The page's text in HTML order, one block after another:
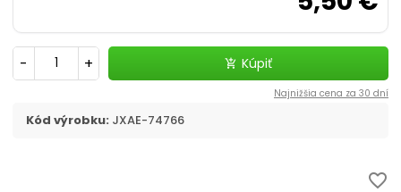
chevron_right
Vodítka
chevron_right
- + add_shopping_cart Kúpiť
Najnižšia cena za 30 dní
Kód výrobku: JXAE-74766
favorite_border